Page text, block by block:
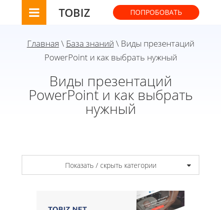
TOBIZ ПОПРОБОВАТЬ
Главная \ База знаний \ Виды презентаций
PowerPoint и как выбрать нужный
Виды презентаций
PowerPoint и как выбрать
нужный
Показать / скрыть категории